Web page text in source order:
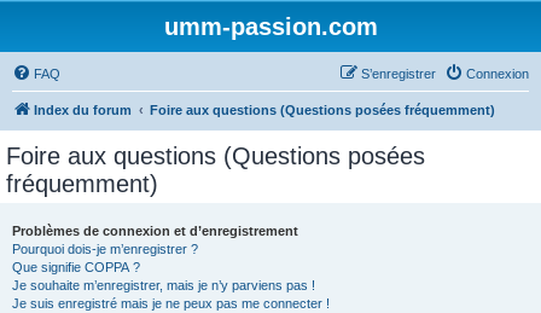
umm-passion.com
FAQ Connexion
S’enregistrer
Index du forum Foire aux questions (Questions posées fréquemment)
Foire aux questions (Questions posées
fréquemment)
Problèmes de connexion et d’enregistrement
Pourquoi dois-je m’enregistrer ?
Que signifie COPPA ?
Je souhaite m’enregistrer, mais je n’y parviens pas !
Je suis enregistré mais je ne peux pas me connecter !